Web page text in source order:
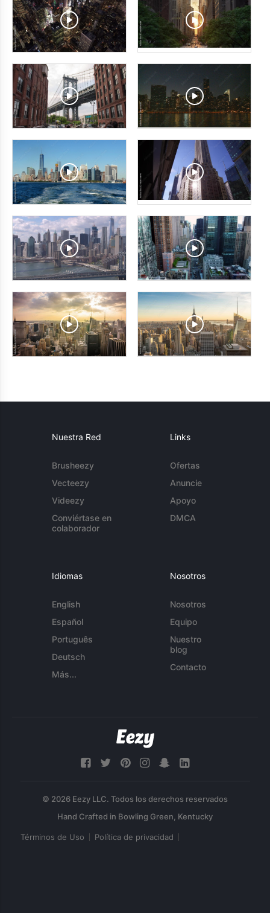
Nuestra Red
Brusheezy
Vecteezy
Videezy
Conviértase en
colaborador
Links
Ofertas
Anuncie
Apoyo
DMCA
Idiomas
English
Español
Português
Deutsch
Más...
Nosotros
Nosotros
Equipo
Nuestro
blog
Contacto
© 2026 Eezy LLC. Todos los derechos reservados
Términos de Uso Política de privacidad